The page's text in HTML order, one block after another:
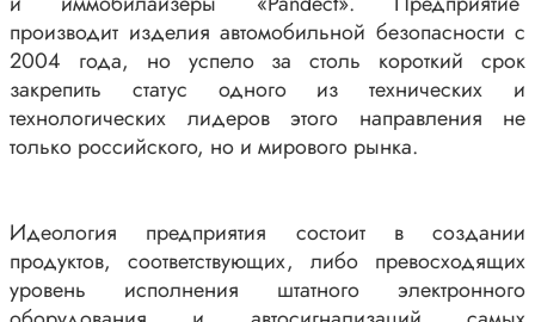
производит изделия автомобильной безопасности с
2004 года, но успело за столь короткий срок
закрепить статус одного из технических и
технологических лидеров этого направления не
только российского, но и мирового рынка.
Идеология предприятия состоит в создании
продуктов, соответствующих, либо превосходящих
уровень исполнения штатного электронного